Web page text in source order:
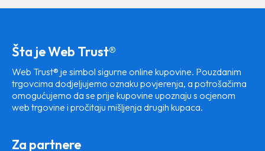
Šta je Web Trust®
Web Trust® je simbol sigurne online kupovine. Pouzdanim
trgovcima dodjeljujemo oznaku povjerenja, a potrošačima
omogućujemo da se prije kupovine upoznaju s ocjenom
web trgovine i pročitaju mišljenja drugih kupaca.
Za partnere